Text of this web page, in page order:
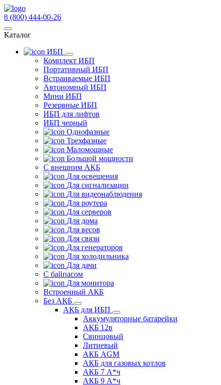
8 (800) 444-00-26
Каталог
ИБП
Комплект ИБП
Портативный ИБП
Встраиваемые ИБП
Автономный ИБП
Мини ИБП
Резервные ИБП
ИБП для лифтов
ИБП черный
Однофазные
Трехфазные
Маломощные
Большой мощности
С внешним АКБ
Для освещения
Для сигнализации
Для видеонаблюдения
Для роутера
Для серверов
Для дома
Для весов
Для связи
Для генераторов
Для холодильника
Для дачи
С байпасом
Для монитора
Встроенный АКБ
Без АКБ
АКБ для ИБП
Аккумуляторные батарейки
АКБ 12в
Свинцовый
Литиевый
АКБ AGM
АКБ для газовых котлов
АКБ 7 А*ч
АКБ 9 А*ч